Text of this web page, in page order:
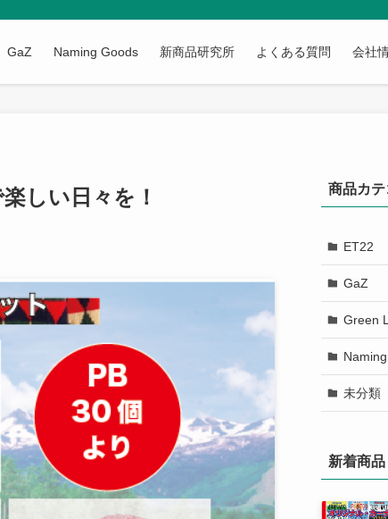
GaZ Naming Goods 新商品研究所 よくある質問 会社
しい日々を！ 商品カ
ET22
GaZ
Green
未分類
新着商品